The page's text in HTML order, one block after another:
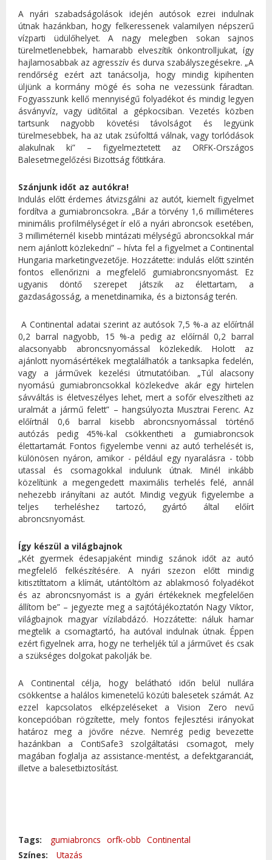
A nyári szabadságolások idején autósok ezrei indulnak
útnak hazánkban, hogy felkeressenek valamilyen népszerű
vízparti üdülőhelyet. A nagy melegben sokan sajnos
türelmetlenebbek, hamarabb elveszítik önkontrolljukat, így
hajlamosabbak az agresszív és durva szabályszegésekre. „A
rendőrség ezért azt tanácsolja, hogy mindig kipihenten
üljünk a kormány mögé és soha ne vezessünk fáradtan.
Fogyasszunk kellő mennyiségű folyadékot és mindig legyen
ásványvíz, vagy üdítőital a gépkocsiban. Vezetés közben
tartsunk nagyobb követési távolságot és legyünk
türelmesebbek, ha az utak zsúfolttá válnak, vagy torlódások
alakulnak ki” – figyelmeztetett az ORFK-Országos
Balesetmegelőzési Bizottság főtitkára.
Szánjunk időt az autókra!
Indulás előtt érdemes átvizsgálni az autót, kiemelt figyelmet
fordítva a gumiabroncsokra. „Bár a törvény 1,6 milliméteres
minimális profilmélységet ír elő a nyári abroncsok esetében,
3 milliméternél kisebb mintázati mélységű abroncsokkal már
nem ajánlott közlekedni” – hívta fel a figyelmet a Continental
Hungaria marketingvezetője. Hozzátette: indulás előtt szintén
fontos ellenőrizni a megfelelő gumiabroncsnyomást. Ez
ugyanis döntő szerepet játszik az élettartam, a
gazdaságosság, a menetdinamika, és a biztonság terén.
A Continental adatai szerint az autósok 7,5 %-a az előírtnál
0,2 barral nagyobb, 15 %-a pedig az előírnál 0,2 barral
alacsonyabb abroncsnyomással közlekedik. Holott az
ajánlott nyomásértékek megtalálhatók a tanksapka fedelén,
vagy a járművek kezelési útmutatóiban. „Túl alacsony
nyomású gumiabroncsokkal közlekedve akár egy hirtelen
sávváltás is életveszélyes lehet, mert a sofőr elveszítheti az
uralmát a jármű felett” – hangsúlyozta Musztrai Ferenc. Az
előírtnál 0,6 barral kisebb abroncsnyomással történő
autózás pedig 45%-kal csökkentheti a gumiabroncsok
élettartamát. Fontos figyelembe venni az autó terhelését is,
különösen nyáron, amikor - például egy nyaralásra - több
utassal és csomagokkal indulunk útnak. Minél inkább
közelítünk a megengedett maximális terhelés felé, annál
nehezebb irányítani az autót. Mindig vegyük figyelembe a
teljes terheléshez tartozó, gyártó által előírt
abroncsnyomást.
Így készül a világbajnok
„Két gyermek édesapjaként mindig szánok időt az autó
megfelelő felkészítésére. A nyári szezon előtt mindig
kitisztíttatom a klímát, utántöltöm az ablakmosó folyadékot
és az abroncsnyomást is a gyári értékeknek megfelelően
állítom be” – jegyezte meg a sajtótájékoztatón Nagy Viktor,
világbajnok magyar vízilabdázó. Hozzátette: náluk hamar
megtelik a csomagtartó, ha autóval indulnak útnak. Éppen
ezért figyelnek arra, hogy ne terheljék túl a járművet és csak
a szükséges dolgokat pakolják be.
A Continental célja, hogy belátható időn belül nullára
csökkentse a halálos kimenetelű közúti balesetek számát. Az
ezzel kapcsolatos elképzeléseket a Vision Zero nevű
koncepcióban rögzítette, mely fontos fejlesztési irányokat
határoz meg a jövőre nézve. Nemrég pedig bevezette
hazánkban a ContiSafe3 szolgáltatási csomagot, mely
magában foglalja az assistance-mentést, a defektgaranciát,
illetve a balesetbiztosítást.
Tags: gumiabroncs orfk-obb Continental
Színes:
Utazás